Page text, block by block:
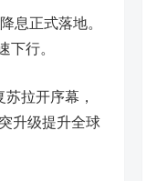
正式落地。
下行。
拉开序幕，
升级提升全球